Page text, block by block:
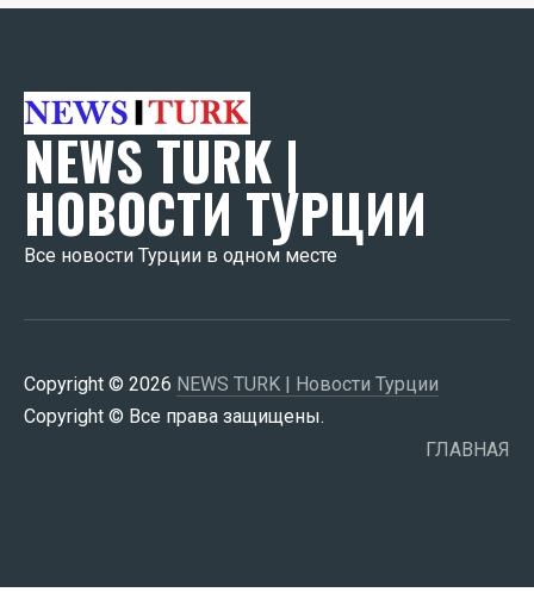
NEWS TURK |
НОВОСТИ ТУРЦИИ
Все новости Турции в одном месте
Copyright © 2026 NEWS TURK | Новости Турции
Copyright © Все права защищены.
ГЛАВНАЯ